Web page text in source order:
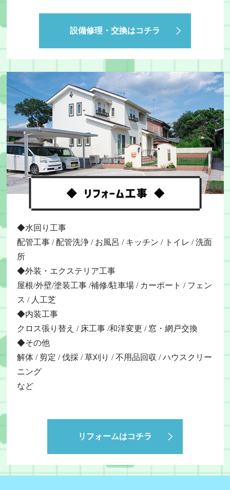
設備修理・交換はコチラ
◆水回り工事
配管工事 / 配管洗浄 / お風呂 / キッチン / トイレ / 洗面
所
◆外装・エクステリア工事
屋根/外壁/塗装工事 /補修/駐車場 / カーポート / フェン
ス / 人工芝
◆内装工事
クロス張り替え / 床工事 /和洋変更 / 窓・網戸交換
◆その他
解体 / 剪定 / 伐採 / 草刈り / 不用品回収 / ハウスクリー
ニング
など
リフォームはコチラ